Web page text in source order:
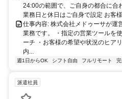
24:00の範囲で、ご自身の都合に合
業務日と休日はご自身で設定 お客
仕事内容: 株式会社メドゥーサが運
業務です。 ・指定の営業ツールを
ーチ ・お客様の希望や状況のヒア
内...
週1日からOK シフト自由 フルリモート
派遣社員